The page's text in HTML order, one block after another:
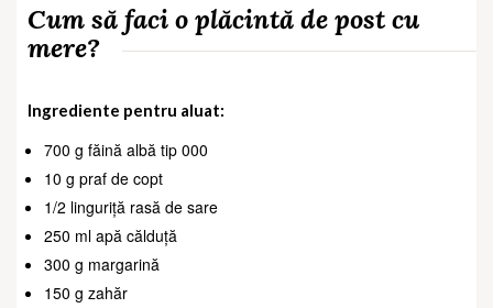
Cum să faci o plăcintă de post cu
mere?
Ingrediente pentru aluat:
700 g făină albă tip 000
10 g praf de copt
1/2 linguriță rasă de sare
250 ml apă călduță
300 g margarină
150 g zahăr